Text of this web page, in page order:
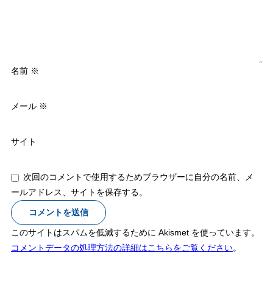
名前 ※
メール ※
サイト
次回のコメントで使用するためブラウザーに自分の名前、メ
ールアドレス、サイトを保存する。
このサイトはスパムを低減するために Akismet を使っています。
コメントデータの処理方法の詳細はこちらをご覧ください。